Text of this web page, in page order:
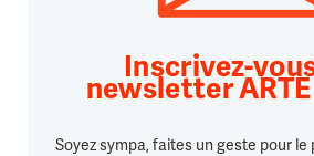
Inscrivez-
newsletter
Soyez sympa, faites un geste pour